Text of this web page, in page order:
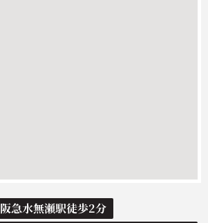
阪急水無瀬駅徒歩2分